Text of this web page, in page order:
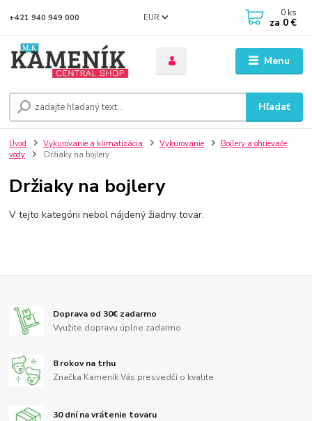
Menu
EUR
Hľadať
+421 940 949 000 0 ks
za 0 €
Úvod Vykurovanie a klimatizácia Vykurovanie
Bojlery a ohrievače
vody
Držiaky na bojlery
Držiaky na bojlery
V tejto kategórii nebol nájdený žiadny tovar.
Doprava od 30€ zadarmo
Využite dopravu úplne zadarmo
8 rokov na trhu
Značka Kameník Vás presvedčí o kvalite
30 dní na vrátenie tovaru